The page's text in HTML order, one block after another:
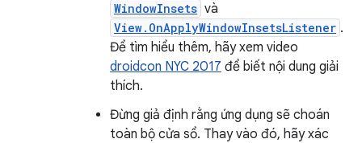
WindowInsets và
View.OnApplyWindowInsetsListener .
Để tìm hiểu thêm, hãy xem video
droidcon NYC 2017 để biết nội dung giải
thích.
Đừng giả định rằng ứng dụng sẽ choán
toàn bộ cửa sổ. Thay vào đó, hãy xác